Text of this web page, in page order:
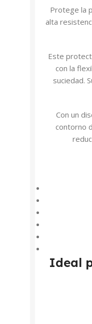
Protege la
alta
Este
con la
suciedad.
Con un
contorno
Ideal